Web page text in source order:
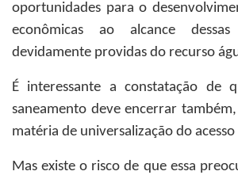
oportunidades para o
econômicas ao alcance
devidamente providas do recurso
É interessante a constatação de
saneamento deve encerrar
matéria de universalização do acesso
Mas existe o risco de que essa